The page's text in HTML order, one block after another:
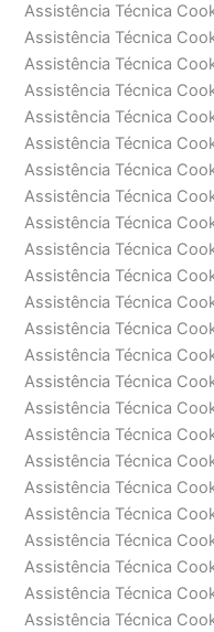
Assistência Técnica
Assistência Técnica
Assistência Técnica
Assistência Técnica
Assistência Técnica
Assistência Técnica
Assistência Técnica
Assistência Técnica
Assistência Técnica
Assistência Técnica
Assistência Técnica
Assistência Técnica
Assistência Técnica
Assistência Técnica
Assistência Técnica
Assistência Técnica
Assistência Técnica
Assistência Técnica
Assistência Técnica
Assistência Técnica
Assistência Técnica
Assistência Técnica
Assistência Técnica
Assistência Técnica